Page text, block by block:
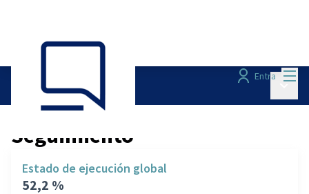
Entra
Seguimiento/
Seguimiento
Estado de ejecución global
52,2 %